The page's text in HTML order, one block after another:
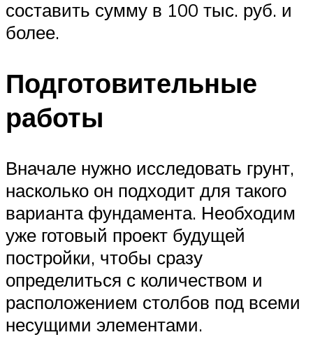
составить сумму в 100 тыс. руб. и
более.
Подготовительные
работы
Вначале нужно исследовать грунт,
насколько он подходит для такого
варианта фундамента. Необходим
уже готовый проект будущей
постройки, чтобы сразу
определиться с количеством и
расположением столбов под всеми
несущими элементами.